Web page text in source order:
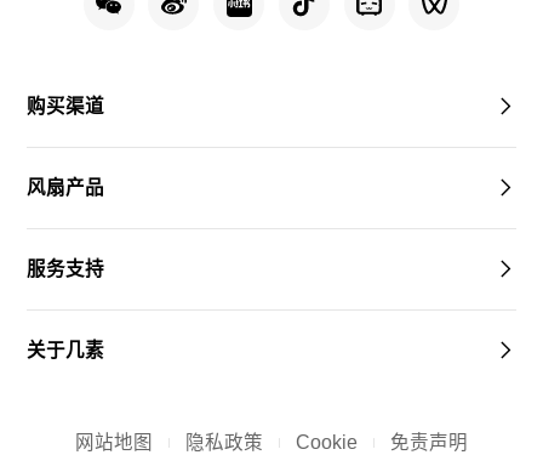
购买渠道
风扇产品
服务支持
关于几素
网站地图 隐私政策 Cookie 免责声明